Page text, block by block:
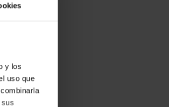
y los
uso que